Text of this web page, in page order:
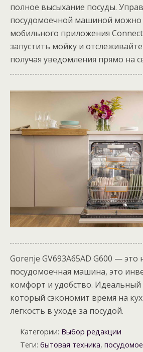
полное высыхание посуды.
посудомоечной машиной
мобильного приложения
запустить мойку и
получая уведомления прямо на
Gorenje GV693A65AD G600 — это
посудомоечная машина, это
комфорт и удобство. Идеальный
который сэкономит время на
легкость в уходе за посудой.
Категории: Выбор редакции
Теги: бытовая техника,